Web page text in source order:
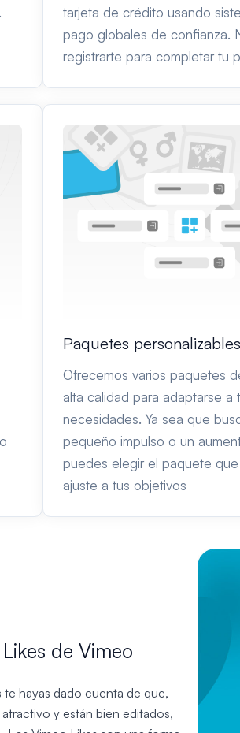
tarjeta de crédito usando
pago globales de confianza.
registrarte para completar tu
Paquetes personalizables
Ofrecemos varios paquetes
alta calidad para adaptarse a
necesidades. Ya sea que
pequeño impulso o un
puedes elegir el paquete
ajuste a tus objetivos
de Vimeo
hayas dado cuenta de que,
y están bien editados,